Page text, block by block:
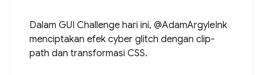
Dalam GUI Challenge hari ini, @AdamArgyleInk
menciptakan efek cyber glitch dengan clip-
path dan transformasi CSS.